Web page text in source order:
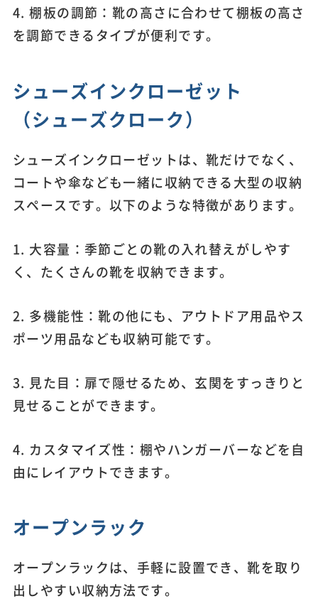
4. 棚板の調節：靴の高さに合わせて棚板の高さ
を調節できるタイプが便利です。
シューズインクローゼット
（シューズクローク）
シューズインクローゼットは、靴だけでなく、
コートや傘なども一緒に収納できる大型の収納
スペースです。以下のような特徴があります。
1. 大容量：季節ごとの靴の入れ替えがしやす
く、たくさんの靴を収納できます。
2. 多機能性：靴の他にも、アウトドア用品やス
ポーツ用品なども収納可能です。
3. 見た目：扉で隠せるため、玄関をすっきりと
見せることができます。
4. カスタマイズ性：棚やハンガーバーなどを自
由にレイアウトできます。
オープンラック
オープンラックは、手軽に設置でき、靴を取り
出しやすい収納方法です。